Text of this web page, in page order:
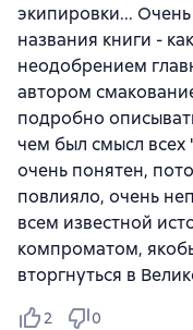
экипировки...
названия книги -
неодобрением
автором
подробно
чем был смысл всех
очень понятен,
повлияло, очень
всем известной
компроматом,
вторгнуться в
2 0